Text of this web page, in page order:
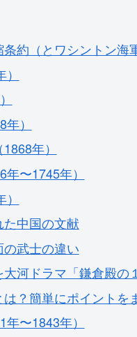
約（とワシントン海
）
年）
〜1745年）
中国の文献
武士の違い
河ドラマ「鎌倉殿
？簡単にポイントを
〜1843年）